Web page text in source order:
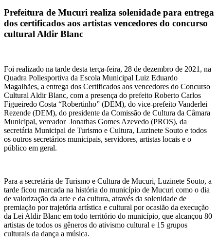
Prefeitura de Mucuri realiza solenidade para entrega
dos certificados aos artistas vencedores do concurso
cultural Aldir Blanc
Foi realizado na tarde desta terça-feira, 28 de dezembro de 2021, na
Quadra Poliesportiva da Escola Municipal Luiz Eduardo
Magalhães, a entrega dos Certificados aos vencedores do Concurso
Cultural Aldir Blanc, com a presença do prefeito Roberto Carlos
Figueiredo Costa “Robertinho” (DEM), do vice-prefeito Vanderlei
Rezende (DEM), do presidente da Comissão de Cultura da Câmara
Municipal, vereador Jonathas Gomes Azevedo (PROS), da
secretária Municipal de Turismo e Cultura, Luzinete Souto e todos
os outros secretários municipais, servidores, artistas locais e o
público em geral.
Para a secretária de Turismo e Cultura de Mucuri, Luzinete Souto, a
tarde ficou marcada na história do município de Mucuri como o dia
de valorização da arte e da cultura, através da solenidade de
premiação por trajetória artística e cultural por ocasião da execução
da Lei Aldir Blanc em todo território do município, que alcançou 80
artistas de todos os gêneros do ativismo cultural e 15 grupos
culturais da dança a música.